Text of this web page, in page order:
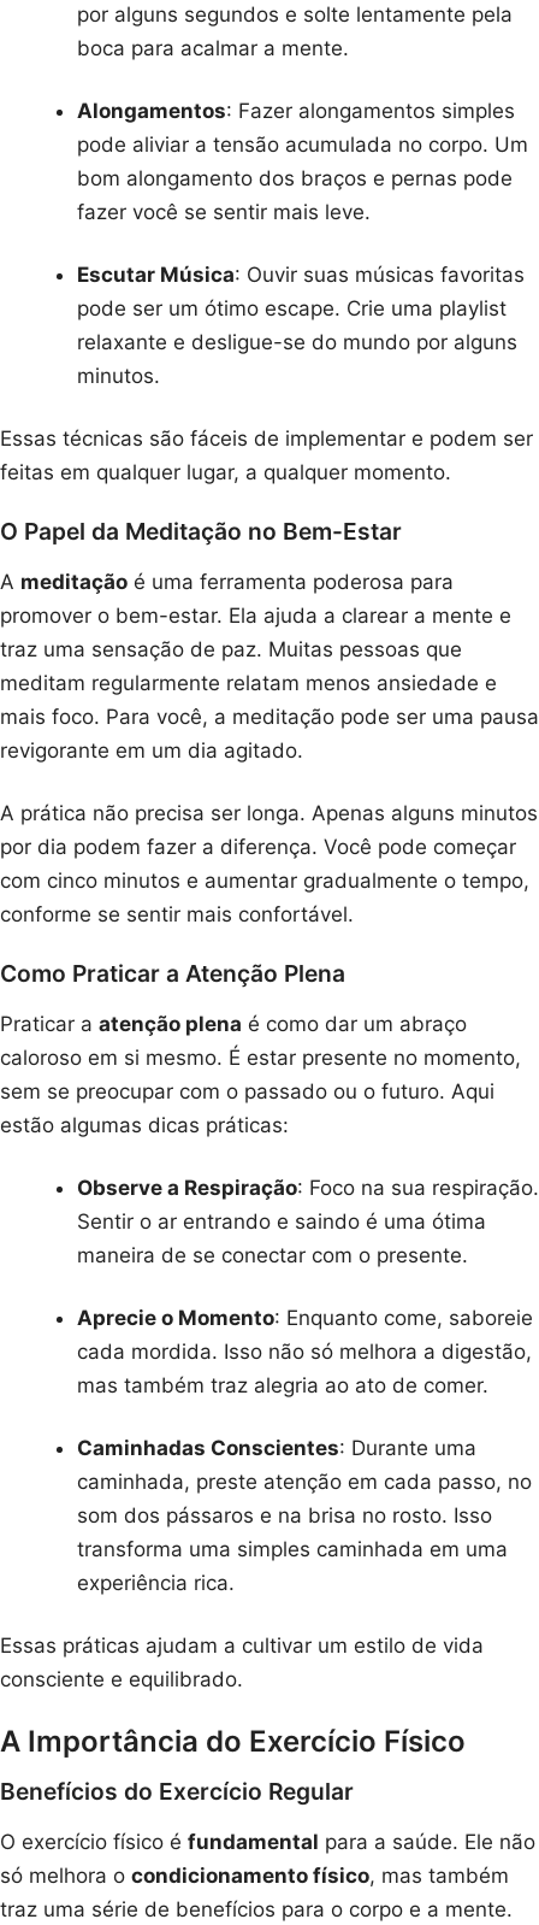
por alguns segundos e solte lentamente pela
boca para acalmar a mente.
Alongamentos: Fazer alongamentos simples
pode aliviar a tensão acumulada no corpo. Um
bom alongamento dos braços e pernas pode
fazer você se sentir mais leve.
Escutar Música: Ouvir suas músicas favoritas
pode ser um ótimo escape. Crie uma playlist
relaxante e desligue-se do mundo por alguns
minutos.
Essas técnicas são fáceis de implementar e podem ser
feitas em qualquer lugar, a qualquer momento.
O Papel da Meditação no Bem-Estar
A meditação é uma ferramenta poderosa para
promover o bem-estar. Ela ajuda a clarear a mente e
traz uma sensação de paz. Muitas pessoas que
meditam regularmente relatam menos ansiedade e
mais foco. Para você, a meditação pode ser uma pausa
revigorante em um dia agitado.
A prática não precisa ser longa. Apenas alguns minutos
por dia podem fazer a diferença. Você pode começar
com cinco minutos e aumentar gradualmente o tempo,
conforme se sentir mais confortável.
Como Praticar a Atenção Plena
Praticar a atenção plena é como dar um abraço
caloroso em si mesmo. É estar presente no momento,
sem se preocupar com o passado ou o futuro. Aqui
estão algumas dicas práticas:
Observe a Respiração: Foco na sua respiração.
Sentir o ar entrando e saindo é uma ótima
maneira de se conectar com o presente.
Aprecie o Momento: Enquanto come, saboreie
cada mordida. Isso não só melhora a digestão,
mas também traz alegria ao ato de comer.
Caminhadas Conscientes: Durante uma
caminhada, preste atenção em cada passo, no
som dos pássaros e na brisa no rosto. Isso
transforma uma simples caminhada em uma
experiência rica.
Essas práticas ajudam a cultivar um estilo de vida
consciente e equilibrado.
A Importância do Exercício Físico
Benefícios do Exercício Regular
O exercício físico é fundamental para a saúde. Ele não
só melhora o condicionamento físico, mas também
traz uma série de benefícios para o corpo e a mente.